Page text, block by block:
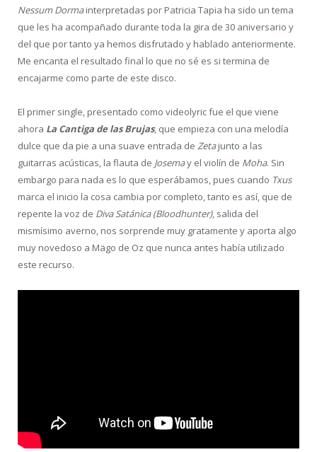
Nessum Dormainterpretadas por Patricia Tapia ha sido un tema
que les ha acompañado durante toda la gira de 30 aniversario y
del que por tanto ya hemos disfrutado y hablado anteriormente.
Me encanta el resultado final lo que no sé es si termina de
encajarme como parte de este disco.
El primer single, presentado como videolyric fue el que viene
ahora La Cantiga de las Brujas, que empieza con una melodía
dulce que da pie a una suave entrada de Zetajunto a las
guitarras acústicas, la flauta de Josemay el violín de Moha. Sin
embargo para nada es lo que esperábamos, pues cuando Txus
marca el inicio la cosa cambia por completo, tanto es así, que de
repente la voz de Diva Satánica (Bloodhunter), salida del
mismísimo averno, nos sorprende muy gratamente y aporta algo
muy novedoso a Mägo de Oz que nunca antes había utilizado
este recurso.